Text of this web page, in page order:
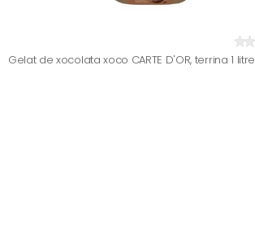
Gelat de xocolata xoco CARTE D'OR, terrina 1 litre